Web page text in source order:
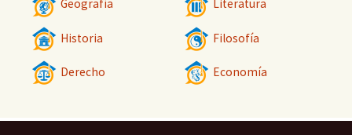
Geografía Literatura
Historia Filosofía
Derecho Economía